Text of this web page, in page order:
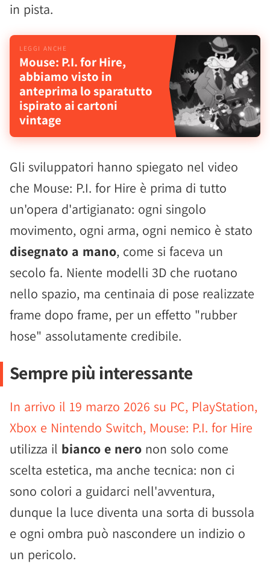
in pista.
Mouse: P.I. for Hire,
abbiamo visto in
anteprima lo sparatutto
ispirato ai cartoni
vintage
Gli sviluppatori hanno spiegato nel video
che Mouse: P.I. for Hire è prima di tutto
un'opera d'artigianato: ogni singolo
movimento, ogni arma, ogni nemico è stato
disegnato a mano, come si faceva un
secolo fa. Niente modelli 3D che ruotano
nello spazio, ma centinaia di pose realizzate
frame dopo frame, per un effetto "rubber
hose" assolutamente credibile.
Sempre più interessante
In arrivo il 19 marzo 2026 su PC, PlayStation,
Xbox e Nintendo Switch, Mouse: P.I. for Hire
utilizza il bianco e nero non solo come
scelta estetica, ma anche tecnica: non ci
sono colori a guidarci nell'avventura,
dunque la luce diventa una sorta di bussola
e ogni ombra può nascondere un indizio o
un pericolo.